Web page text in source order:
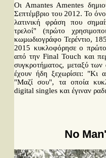
Οι Amantes Amentes
Σεπτέμβριο του 2012. Το
λατινική φράση που
τρελοί" (πρώτο
κωμωδιογράφο Τερέντιο,
2015 κυκλοφόρησε ο
από την Final Touch και
συγκροτήματος, μεταξύ των
έχουν ήδη ξεχωρίσει:
"Μαζί σου", τα οποία
digital singles και έγιναν
No